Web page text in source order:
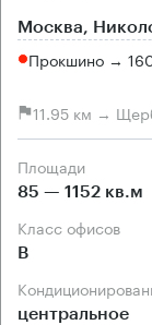
Москва,
Прокшино →
11.95 км →
Площади
85 — 1152 кв.м
Класс офисов
B
центральное